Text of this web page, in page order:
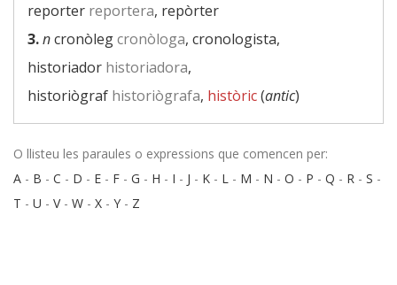
reporter reportera, repòrter
3.ncronòlegcronòloga, cronologista,
historiador historiadora,
historiògraf historiògrafa, històric(antic)
O llisteu les paraules o expressions que comencen per:
A - B - C - D - E - F - G - H - I - J - K - L - M - N - O - P - Q - R - S -
T - U - V- W - X - Y - Z